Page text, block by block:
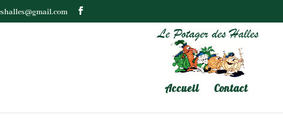
Accueil Contact